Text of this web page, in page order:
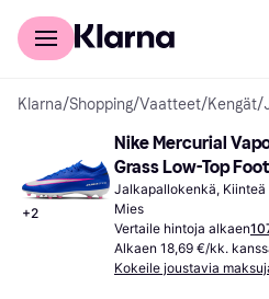
Kuluttajille
Klarna/Shopping/Vaatteet/Kengät/
+2
Nike Mercurial
Grass Low-Top
Jalkapallokenkä, Kiinteä
Mies
Vertaile hintoja alkaen
Alkaen 18,69 €/kk.
Kokeile joustavia